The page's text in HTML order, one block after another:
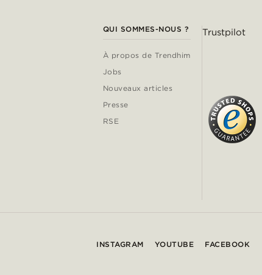
QUI SOMMES-NOUS ?
À propos de Trendhim
Jobs
Nouveaux articles
Presse
RSE
Trustpilot
INSTAGRAM YOUTUBE FACEBOOK